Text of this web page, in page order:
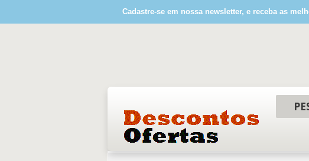
Cadastre-se em nossa newsletter, e receba as